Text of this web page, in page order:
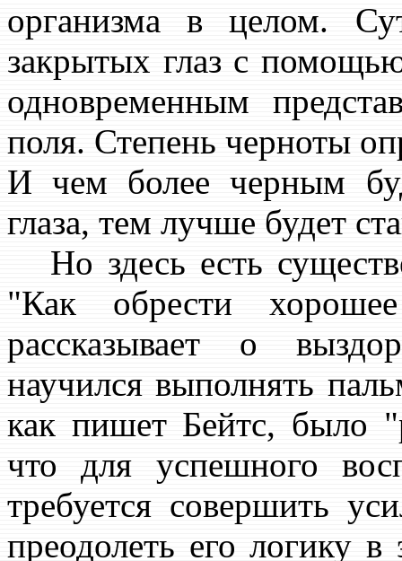
организма в целом.
закрытых глаз с
одновременным
поля. Степень черноты
И чем более черным
глаза, тем лучше будет
Но здесь есть
"Как обрести
рассказывает о
научился выполнять
как пишет Бейтс, было
что для успешного
требуется совершить
преодолеть его логику